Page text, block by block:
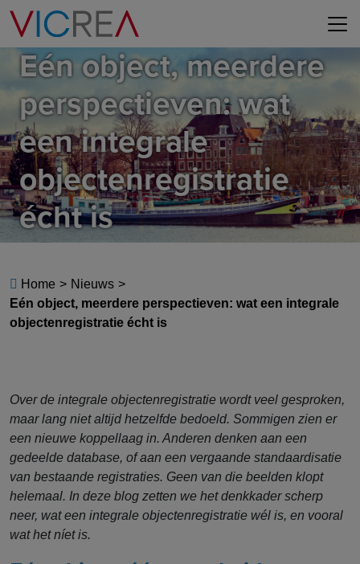
Eén object, meerdere
perspectieven: wat
een integrale
objectenregistratie
écht is
Home > Nieuws >
Eén object, meerdere perspectieven: wat een integrale
objectenregistratie écht is
Over de integrale objectenregistratie wordt veel gesproken,
maar lang niet altijd hetzelfde bedoeld. Sommigen zien er
een nieuwe koppellaag in. Anderen denken aan een
gedeelde database, of aan een vergaande standaardisatie
van bestaande registraties. Geen van die beelden klopt
helemaal. In deze blog zetten we het denkkader scherp
neer, wat een integrale objectenregistratie wél is, en vooral
wat het níet is.